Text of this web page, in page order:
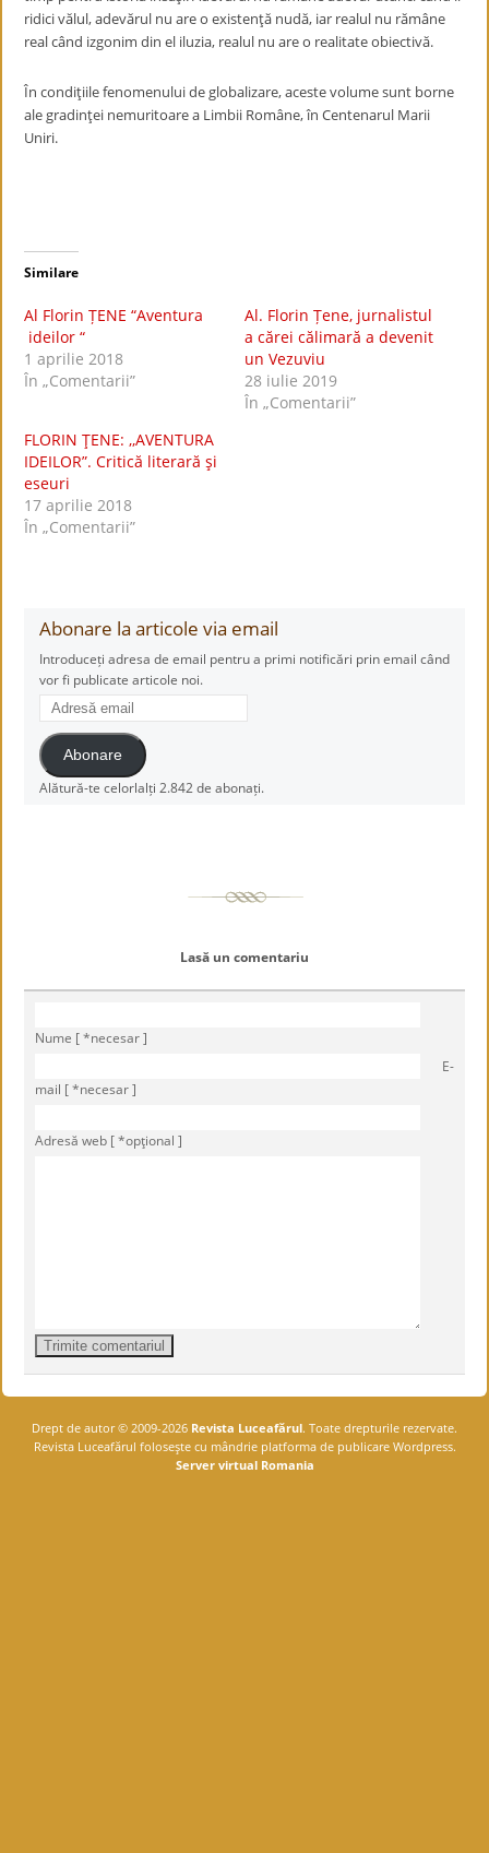
ridici vălul, adevărul nu are o existenţă nudă, iar realul nu rămâne
real când izgonim din el iluzia, realul nu are o realitate obiectivă.
În condiţiile fenomenului de globalizare, aceste volume sunt borne
ale gradinţei nemuritoare a Limbii Române, în Centenarul Marii
Uniri.
Similare
Al Florin ȚENE “Aventura
ideilor “
1 aprilie 2018
În „Comentarii”
Al. Florin Țene, jurnalistul
a cărei călimară a devenit
un Vezuviu
28 iulie 2019
În „Comentarii”
FLORIN ŢENE: ,,AVENTURA
IDEILOR”. Critică literară şi
eseuri
17 aprilie 2018
În „Comentarii”
Abonare la articole via email
Introduceți adresa de email pentru a primi notificări prin email când
vor fi publicate articole noi.
Adresă
email
Abonare
Alătură-te celorlalți 2.842 de abonați.
Lasă un comentariu
Nume [ *necesar ]
E-
mail [ *necesar ]
Adresă web [ *opţional ]
Drept de autor © 2009-2026 Revista Luceafărul. Toate drepturile rezervate.
Revista Luceafărul foloseşte cu mândrie platforma de publicare Wordpress.
Server virtual Romania